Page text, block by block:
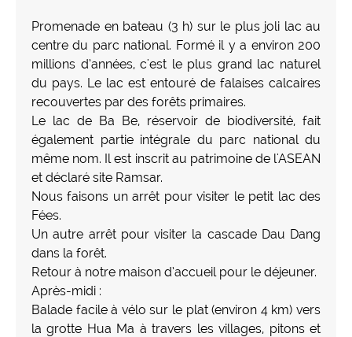
Promenade en bateau (3 h) sur le plus joli lac au
centre du parc national. Formé il y a environ 200
millions d’années, c'est le plus grand lac naturel
du pays. Le lac est entouré de falaises calcaires
recouvertes par des forêts primaires.
Le lac de Ba Be, réservoir de biodiversité, fait
également partie intégrale du parc national du
même nom. Il est inscrit au patrimoine de l'ASEAN
et déclaré site Ramsar.
Nous faisons un arrêt pour visiter le petit lac des
Fées.
Un autre arrêt pour visiter la cascade Dau Dang
dans la forêt.
Retour à notre maison d’accueil pour le déjeuner.
Après-midi :
Balade facile à vélo sur le plat (environ 4 km) vers
la grotte Hua Ma à travers les villages, pitons et